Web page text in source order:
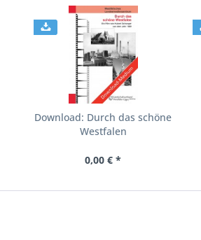
Download: Durch das schöne
Westfalen
0,00 € *